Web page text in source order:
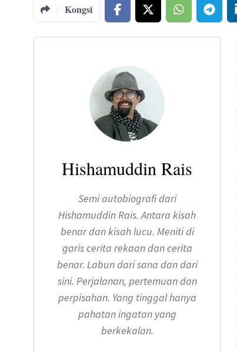
Kongsi
Hishamuddin Rais
Semi autobiografi dari
Hishamuddin Rais. Antara kisah
benar dan kisah lucu. Meniti di
garis cerita rekaan dan cerita
benar. Labun dari sana dan dari
sini. Perjalanan, pertemuan dan
perpisahan. Yang tinggal hanya
pahatan ingatan yang
berkekalan.